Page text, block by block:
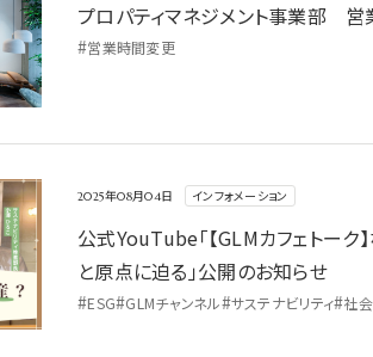
プロパティマネジメント事業部
#営業時間変更
2025年08月04日 インフォメーション
公式YouTube「【GLMカフェトー
と原点に迫る」公開のお知らせ
#ESG#GLMチャンネル#サステナビリティ#社会